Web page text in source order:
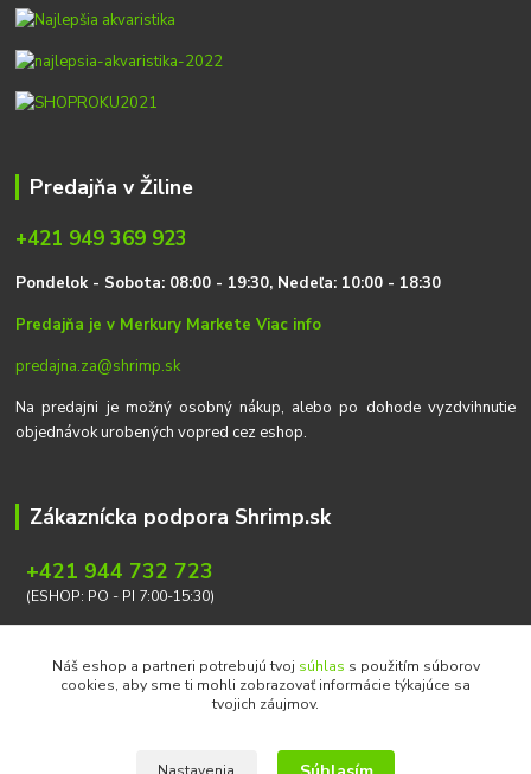
Predajňa v Žiline
+421 949 369 923
Pondelok - Sobota: 08:00 - 19:30, Nedeľa: 10:00 - 18:30
Predajňa je v Merkury MarketeViac info
predajna.za@shrimp.sk
Na predajni je možný osobný nákup, alebo po dohode vyzdvihnutie
objednávok urobených vopred cez eshop.
Zákaznícka podpora Shrimp.sk
+421 944 732 723
(ESHOP: PO - PI 7:00-15:30)
Náš eshop a partneri potrebujú tvoj súhlas s použitím súborov
cookies, aby sme ti mohli zobrazovať informácie týkajúce sa
tvojich záujmov.